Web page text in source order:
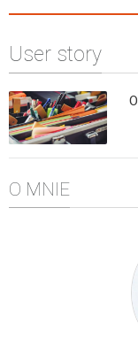
User story
O MNIE